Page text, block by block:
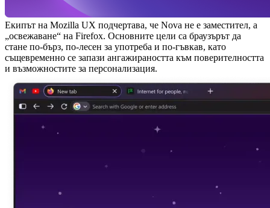
Екипът на Mozilla UX подчертава, че Nova не е заместител, а
„освежаване“ на Firefox. Основните цели са браузърът да
стане по-бърз, по-лесен за употреба и по-гъвкав, като
същевременно се запази ангажираността към поверителността
и възможностите за персонализация.